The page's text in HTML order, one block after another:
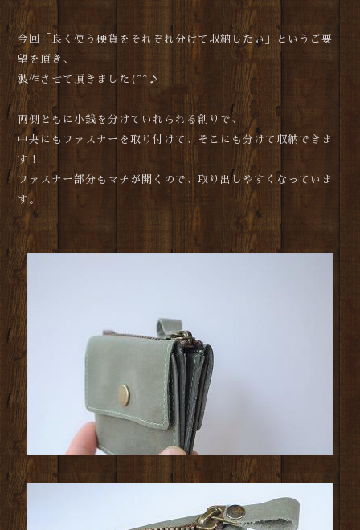
今回「良く使う硬貨をそれぞれ分けて収納したい」というご要
望を頂き、
製作させて頂きました(^^♪
両側ともに小銭を分けていれられる創りで、
中央にもファスナーを取り付けて、そこにも分けて収納できま
す！
ファスナー部分もマチが開くので、取り出しやすくなっていま
す。